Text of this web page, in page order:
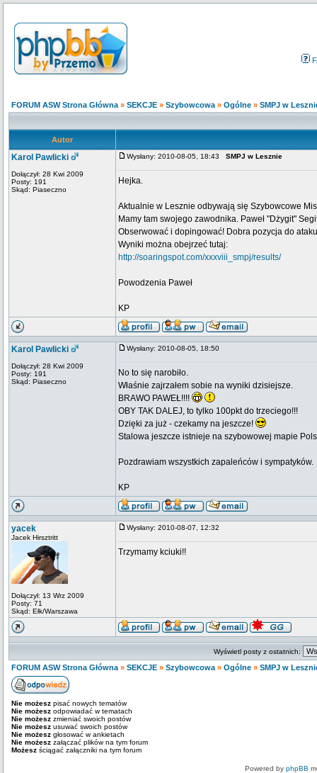
FORUM ASW Strona Główna » SEKCJE » Szybowcowa » Ogólne » SMPJ w
Autor
Karol Pawlicki
Dołączył: 28 Kwi 2009
Posty: 191
Skąd: Piaseczno
Wysłany: 2010-08-05, 18:43 SMPJ w Lesznie
Hejka.
Aktualnie w Lesznie odbywają się Szybowcowe
Mamy tam swojego zawodnika. Paweł "Dżygit"
Obserwować i dopingować! Dobra pozycja do
Wyniki można obejrzeć tutaj:
http://soaringspot.com/xxxviii_smpj/results/
Powodzenia Paweł
KP
Karol Pawlicki
Dołączył: 28 Kwi 2009
Posty: 191
Skąd: Piaseczno
Wysłany: 2010-08-05, 18:50
No to się narobiło.
Właśnie zajrzałem sobie na wyniki dzisiejsze.
BRAWO PAWEŁ!!!!
OBY TAK DALEJ, to tylko 100pkt do trzeciego!!!
Dzięki za już - czekamy na jeszcze!
Stalowa jeszcze istnieje na szybowowej mapie
Pozdrawiam wszystkich zapaleńców i sympatyków.
KP
yacek
Jacek Hirsztritt
Dołączył: 13 Wrz 2009
Posty: 71
Skąd: Ełk/Warszawa
Wysłany: 2010-08-07, 12:32
Trzymamy kciuki!!
Wyświetl posty z ostatnich:
FORUM ASW Strona Główna » SEKCJE » Szybowcowa » Ogólne » SMPJ w
Nie możesz pisać nowych tematów
Nie możesz odpowiadać w tematach
Nie możesz zmieniać swoich postów
Nie możesz usuwać swoich postów
Nie możesz głosować w ankietach
Nie możesz załączać plików na tym forum
Możesz ściągać załączniki na tym forum
Powered by phpBB